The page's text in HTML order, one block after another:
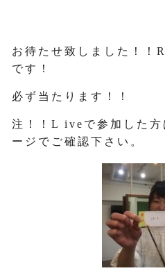
お待たせ致しました！！
です！
必ず当たります！！
注！！L iveで参加した
ージでご確認下さい。